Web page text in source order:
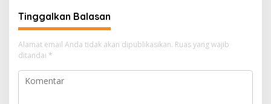
Tinggalkan Balasan
Alamat email Anda tidak akan dipublikasikan. Ruas yang wajib
ditandai *